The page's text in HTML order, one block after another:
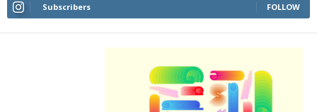
Subscribers FOLLOW